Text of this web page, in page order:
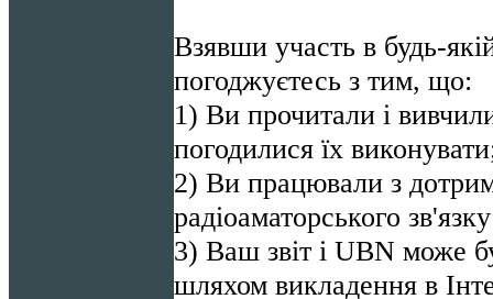
Взявши участь в будь-
погоджуєтесь з тим, що:
1) Ви прочитали і
погодилися їх
2) Ви працювали з
радіоаматорського
3) Ваш звіт і UBN може
шляхом викладення в